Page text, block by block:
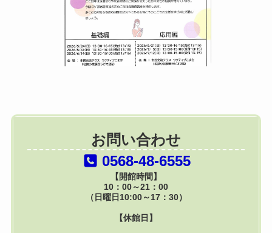
お問い合わせ
0568-48-6555
【開館時間】
10：00～21：00
（日曜日10:00～17：30）
【休館日】